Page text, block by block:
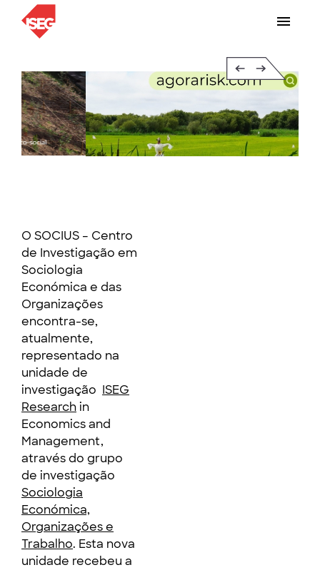
O SOCIUS – Centro
de Investigação em
Sociologia
Económica e das
Organizações
encontra-se,
atualmente,
representado na
unidade de
investigação ISEG
Researchin
Economics and
Management,
através do grupo
de investigação
Sociologia
Económica,
Organizações e
Trabalho. Esta nova
unidade recebeu a